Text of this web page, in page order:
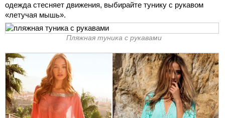
одежда стесняет движения, выбирайте тунику с рукавом
«летучая мышь».
Пляжная туника с рукавами